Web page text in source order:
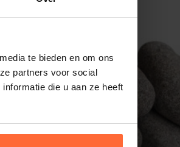
te bieden en om ons
partners voor social
die u aan ze heeft